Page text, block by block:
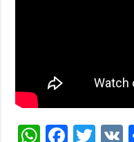
WhatsApp